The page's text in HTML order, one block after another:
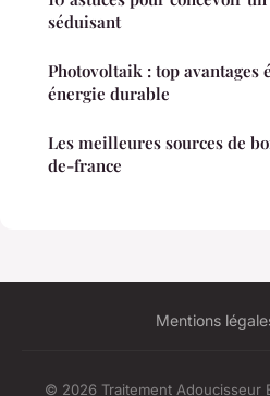
séduisant
Photovoltaik : top avantages
énergie durable
Les meilleures sources de
de-france
Mentions
© 2026 Traitement Adoucisseur